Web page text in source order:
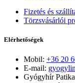
Fizetés és
Törzsvásárlói
Elérhetőségek
Mobil: +36 20
E-mail:
Gyógyhír